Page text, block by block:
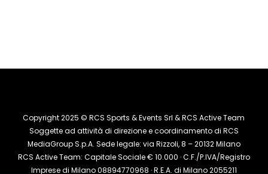
Copyright 2025 © RCS Sports & Events Srl & RCS Active Team
Soggette ad attività di direzione e coordinamento di RCS
MediaGroup S.p.A. Sede legale: via Rizzoli, 8 – 20132 Milano
RCS Active Team: Capitale Sociale € 10.000 · C.F./P.IVA/Registro
Imprese di Milano 08894770968 · R.E.A. di Milano 2055211